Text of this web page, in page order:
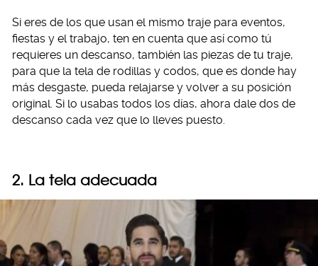
Si eres de los que usan el mismo traje para eventos,
fiestas y el trabajo, ten en cuenta que así como tú
requieres un descanso, también las piezas de tu traje,
para que la tela de rodillas y codos, que es donde hay
más desgaste, pueda relajarse y volver a su posición
original. Si lo usabas todos los días, ahora dale dos de
descanso cada vez que lo lleves puesto.
2. La tela adecuada